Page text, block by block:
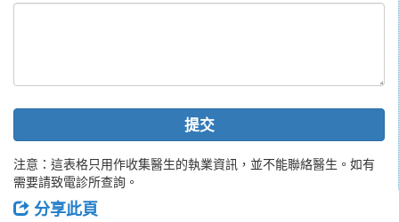
提交
注意：這表格只用作收集醫生的執業資訊，並不能聯絡醫生。如有
需要請致電診所查詢。
分享此頁